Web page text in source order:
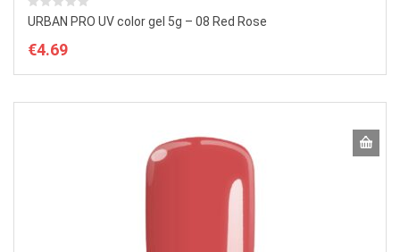
URBAN PRO UV color gel 5g – 08 Red Rose
€4.69